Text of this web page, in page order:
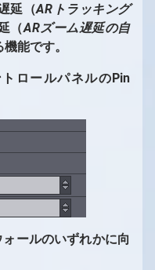
延（ARトラッキング
（ARズーム遅延の自
能です。
ロールパネルのPin
ールのいずれかに向